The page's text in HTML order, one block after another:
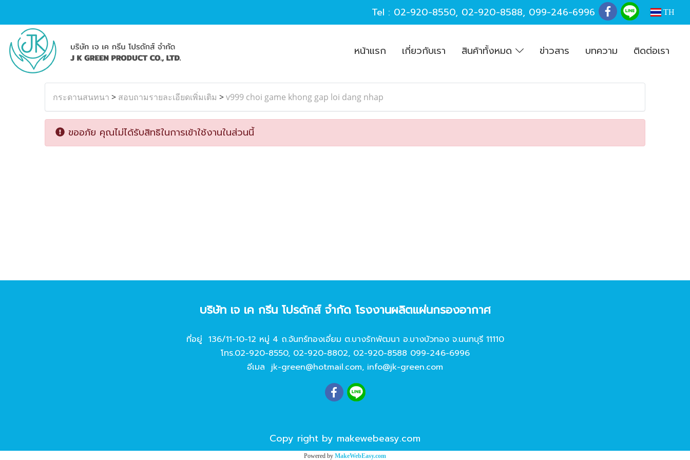
Tel : 02-920-8550, 02-920-8588, 099-246-6996 TH
หน้าแรก เกี่ยวกับเรา สินค้าทั้งหมด ข่าวสาร บทความ ติดต่อเรา
กระดานสนทนา > สอบถามรายละเอียดเพิ่มเติม >v999 choi game khong gap loi dang nhap
ขออภัย คุณไม่ได้รับสิทธิในการเข้าใช้งานในส่วนนี้
บริษัท เจ เค กรีน โปรดักส์ จํากัด โรงงานผลิตแผ่นกรองอากาศ
ที่อยู่ 136/11-10-12 หมู่ 4 ถ.จันทร์ทองเอี่ยม ต.บางรักพัฒนา อ.บางบัวทอง จ.นนทบุรี 11110
โทร.02-920-8550, 02-920-8802, 02-920-8588 099-246-6996
อีเมล jk-green@hotmail.com, info@jk-green.com
Copy right by makewebeasy.com
Powered by MakeWebEasy.com